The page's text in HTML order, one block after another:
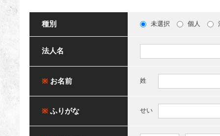
種別 未選択 個人
法人名
※ お名前 姓
※ ふりがな せい